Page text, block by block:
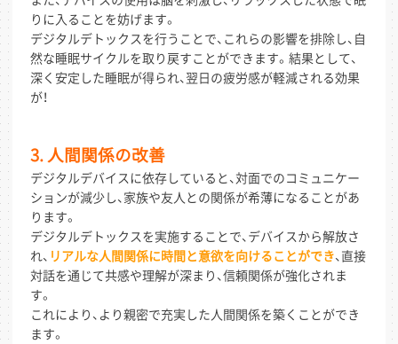
りに入ることを妨げます。
デジタルデトックスを行うことで、これらの影響を排除し、自
然な睡眠サイクルを取り戻すことができます。結果として、
深く安定した睡眠が得られ、翌日の疲労感が軽減される効果
が！
3. 人間関係の改善
デジタルデバイスに依存していると、対面でのコミュニケー
ションが減少し、家族や友人との関係が希薄になることがあ
ります。
デジタルデトックスを実施することで、デバイスから解放さ
れ、 リアルな人間関係に時間と意欲を向けることができ、直接
対話を通じて共感や理解が深まり、信頼関係が強化されま
す。
これにより、より親密で充実した人間関係を築くことができ
ます。